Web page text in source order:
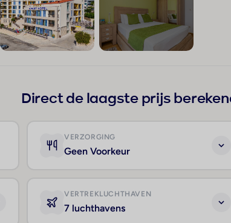
Direct de laagste prijs
VERZORGING
Geen Voorkeur
VERTREKLUCHTHAVEN
7 luchthavens